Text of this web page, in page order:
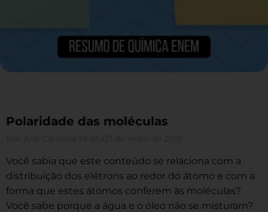
Polaridade das moléculas
Você sabia que este conteúdo se relaciona com a
distribuição dos elétrons ao redor do átomo e com a
forma que estes átomos conferem às moléculas?
Você sabe porque a água e o óleo não se misturam?